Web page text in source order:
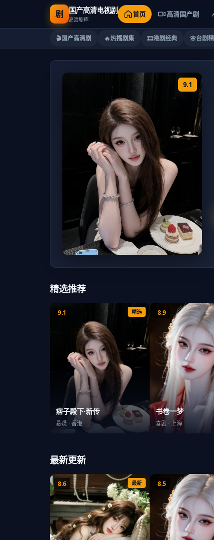
剧 国产高清电视剧
高清剧库
首页 高清国产剧
🎬国产高清剧 🔥热播剧集 🎞️港剧经典 🌸台剧
9.1
精选推荐
9.1 精选
痞子殿下·新传
悬疑 · 香港
8.9
书卷一梦
喜剧 · 上海
最新更新
8.6 最新 8.5